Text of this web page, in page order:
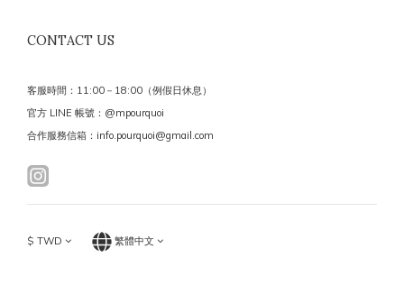
CONTACT US
客服時間：11:00－18:00（例假日休息）
官方 LINE 帳號：@mpourquoi
合作服務信箱：info.pourquoi@gmail.com
$ TWD 繁體中文